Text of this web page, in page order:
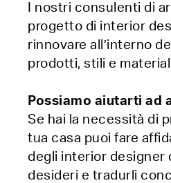
I nostri consulenti di
progetto di interior
rinnovare all’interno
prodotti, stili e
Possiamo aiutarti ad
Se hai la necessità di
tua casa puoi fare
degli interior designer
desideri e tradurli